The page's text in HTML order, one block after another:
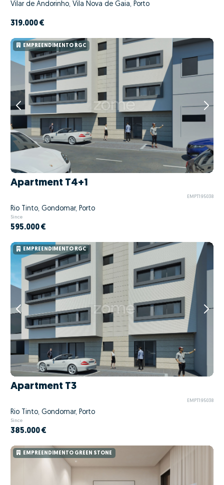
Vilar de Andorinho, Vila Nova de Gaia, Porto
319.000 €
EMPREENDIMENTO RGC
Apartment T4+1
EMPT195038
Rio Tinto, Gondomar, Porto
Since
595.000 €
EMPREENDIMENTO RGC
Apartment T3
EMPT195038
Rio Tinto, Gondomar, Porto
Since
385.000 €
EMPREENDIMENTO GREEN STONE